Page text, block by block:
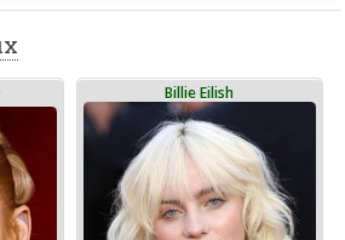
Billie Eilish